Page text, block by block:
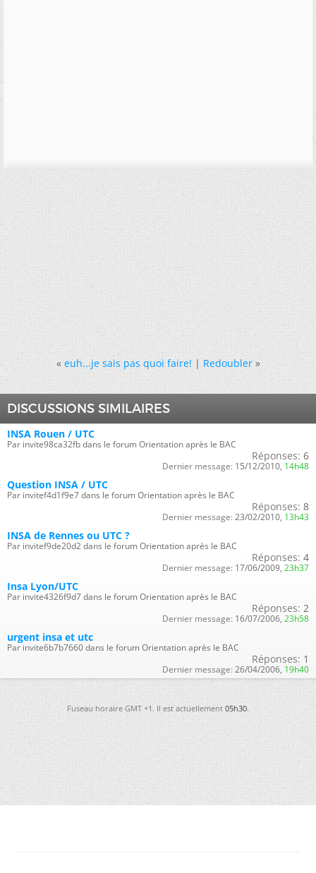
« euh...je sais pas quoi faire!|Redoubler »
DISCUSSIONS SIMILAIRES
INSA Rouen / UTC
Par invite98ca32fb dans le forum Orientation après le BAC
Réponses: 6
Dernier message: 15/12/2010, 14h48
Question INSA / UTC
Par invitef4d1f9e7 dans le forum Orientation après le BAC
Réponses: 8
Dernier message: 23/02/2010, 13h43
INSA de Rennes ou UTC ?
Par invitef9de20d2 dans le forum Orientation après le BAC
Réponses: 4
Dernier message: 17/06/2009, 23h37
Insa Lyon/UTC
Par invite4326f9d7 dans le forum Orientation après le BAC
Réponses: 2
Dernier message: 16/07/2006, 23h58
urgent insa et utc
Par invite6b7b7660 dans le forum Orientation après le BAC
Réponses: 1
Dernier message: 26/04/2006, 19h40
Fuseau horaire GMT +1. Il est actuellement05h30.